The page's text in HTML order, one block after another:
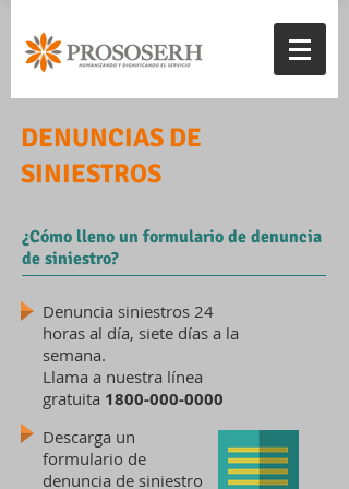
DENUNCIAS DE
SINIESTROS
¿Cómo lleno un formulario de denuncia
de siniestro?
Denuncia siniestros 24
horas al día, siete días a la
semana.
Llama a nuestra línea
gratuita 1800-000-0000
Descarga un
formulario de
denuncia de siniestro